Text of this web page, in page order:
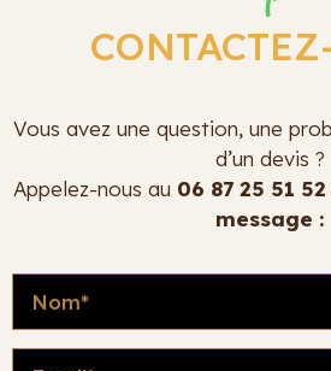
Vous avez une question, une
d’un devis ?
Appelez-nous au 06 87 25 51 52
message :